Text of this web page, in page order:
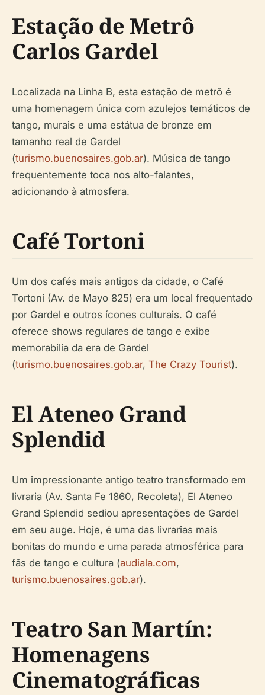
Estação de Metrô
Carlos Gardel
Localizada na Linha B, esta estação de metrô é
uma homenagem única com azulejos temáticos de
tango, murais e uma estátua de bronze em
tamanho real de Gardel
(turismo.buenosaires.gob.ar). Música de tango
frequentemente toca nos alto-falantes,
adicionando à atmosfera.
Café Tortoni
Um dos cafés mais antigos da cidade, o Café
Tortoni (Av. de Mayo 825) era um local frequentado
por Gardel e outros ícones culturais. O café
oferece shows regulares de tango e exibe
memorabilia da era de Gardel
(turismo.buenosaires.gob.ar, The Crazy Tourist).
El Ateneo Grand
Splendid
Um impressionante antigo teatro transformado em
livraria (Av. Santa Fe 1860, Recoleta), El Ateneo
Grand Splendid sediou apresentações de Gardel
em seu auge. Hoje, é uma das livrarias mais
bonitas do mundo e uma parada atmosférica para
fãs de tango e cultura (audiala.com,
turismo.buenosaires.gob.ar).
Teatro San Martín:
Homenagens
Cinematográficas